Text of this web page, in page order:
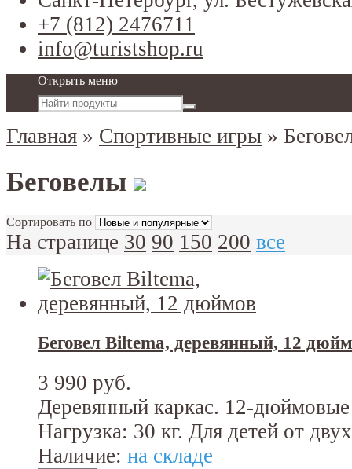
+7 (812) 2476711
info@turistshop.ru
Открыть меню
Главная » Спортивные игры »
Беговелы
Сортировать по
На странице 30 90 150 200 все
Беговел Biltema, деревянный, 12
3 990 руб.
Деревянный каркас. 12-
Нагрузка: 30 кг. Для детей от
Наличие: на складе